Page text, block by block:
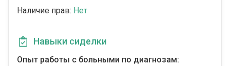
Наличие прав: Нет
Навыки сиделки
Опыт работы с больными по диагнозам: